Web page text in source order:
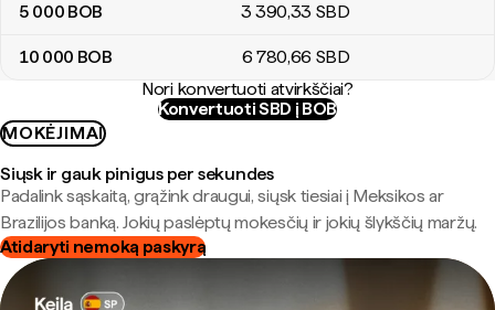
5 000 BOB 3 390,33 SBD
10 000 BOB 6 780,66 SBD
Nori konvertuoti atvirkščiai?
Konvertuoti SBD į BOB
MOKĖJIMAI
Siųsk ir gauk pinigus per sekundes
Padalink sąskaitą, grąžink draugui, siųsk tiesiai į Meksikos ar
Brazilijos banką. Jokių paslėptų mokesčių ir jokių šlykščių maržų.
Atidaryti nemoką paskyrą